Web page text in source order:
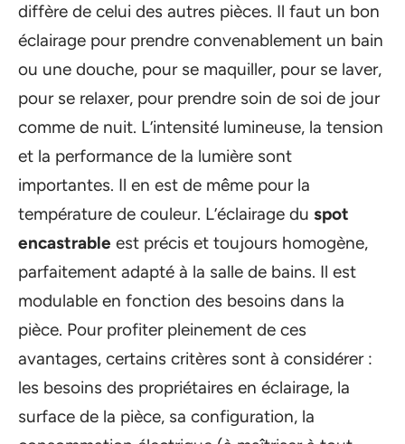
diffère de celui des autres pièces. Il faut un bon
éclairage pour prendre convenablement un bain
ou une douche, pour se maquiller, pour se laver,
pour se relaxer, pour prendre soin de soi de jour
comme de nuit. L’intensité lumineuse, la tension
et la performance de la lumière sont
importantes. Il en est de même pour la
température de couleur. L’éclairage du spot
encastrable est précis et toujours homogène,
parfaitement adapté à la salle de bains. Il est
modulable en fonction des besoins dans la
pièce. Pour profiter pleinement de ces
avantages, certains critères sont à considérer :
les besoins des propriétaires en éclairage, la
surface de la pièce, sa configuration, la